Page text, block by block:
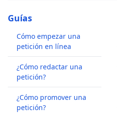
Guías
Cómo empezar una
petición en línea
¿Cómo redactar una
petición?
¿Cómo promover una
petición?